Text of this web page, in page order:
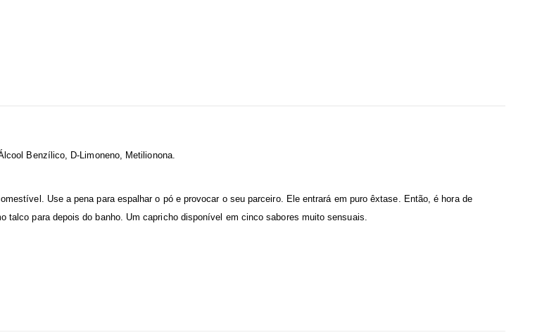
Benzílico, D-Limoneno, Metilionona.
Use a pena para espalhar o pó e provocar o seu parceiro. Ele entrará em puro êxtase. Então, é hora de
para depois do banho. Um capricho disponível em cinco sabores muito sensuais.